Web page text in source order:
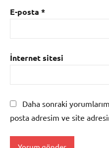
E-posta *
İnternet sitesi
Daha sonraki
posta adresim ve site